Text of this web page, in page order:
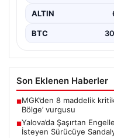
ALTIN
BTC
Son Eklenen Haberler
■MGK’den 8 maddelik
Bölge’ vurgusu
■Yalova’da Şaşırtan
İsteyen Sürücüye